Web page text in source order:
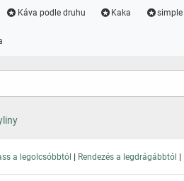
Káva podle druhu Kaka simple
a legolcsóbbtól | Rendezés a legdrágábbtól |